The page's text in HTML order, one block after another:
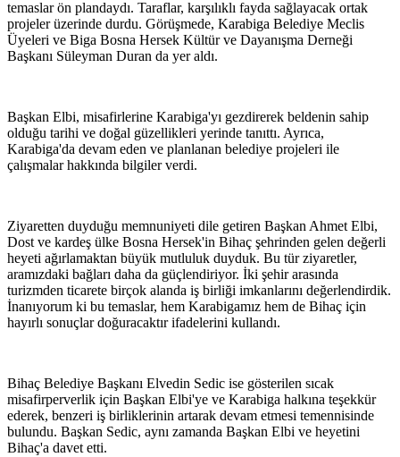
temaslar ön plandaydı. Taraflar, karşılıklı fayda sağlayacak ortak
projeler üzerinde durdu. Görüşmede, Karabiga Belediye Meclis
Üyeleri ve Biga Bosna Hersek Kültür ve Dayanışma Derneği
Başkanı Süleyman Duran da yer aldı.
Başkan Elbi, misafirlerine Karabiga'yı gezdirerek beldenin sahip
olduğu tarihi ve doğal güzellikleri yerinde tanıttı. Ayrıca,
Karabiga'da devam eden ve planlanan belediye projeleri ile
çalışmalar hakkında bilgiler verdi.
Ziyaretten duyduğu memnuniyeti dile getiren Başkan Ahmet Elbi,
Dost ve kardeş ülke Bosna Hersek'in Bihaç şehrinden gelen değerli
heyeti ağırlamaktan büyük mutluluk duyduk. Bu tür ziyaretler,
aramızdaki bağları daha da güçlendiriyor. İki şehir arasında
turizmden ticarete birçok alanda iş birliği imkanlarını değerlendirdik.
İnanıyorum ki bu temaslar, hem Karabigamız hem de Bihaç için
hayırlı sonuçlar doğuracaktır ifadelerini kullandı.
Bihaç Belediye Başkanı Elvedin Sedic ise gösterilen sıcak
misafirperverlik için Başkan Elbi'ye ve Karabiga halkına teşekkür
ederek, benzeri iş birliklerinin artarak devam etmesi temennisinde
bulundu. Başkan Sedic, aynı zamanda Başkan Elbi ve heyetini
Bihaç'a davet etti.